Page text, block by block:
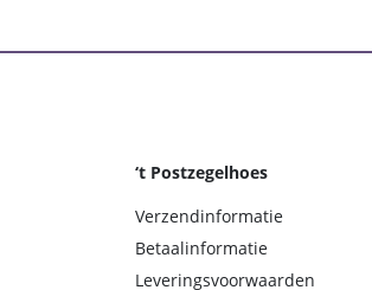
‘t Postzegelhoes
Verzendinformatie
Betaalinformatie
Leveringsvoorwaarden